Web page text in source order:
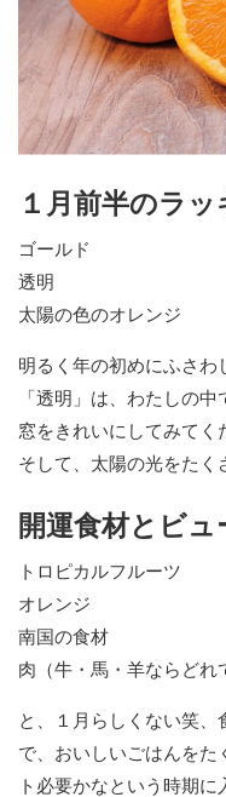
１月前半のラ
ゴールド
透明
太陽の色のオレンジ
明るく年の初めにふさわ
「透明」は、わたしの
窓をきれいにしてみてく
そして、太陽の光をたく
開運食材とビ
トロピカルフルーツ
オレンジ
南国の食材
肉（牛・馬・羊ならどれ
と、１月らしくない笑、
で、おいしいごはんをた
ト必要かなという時期